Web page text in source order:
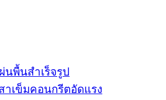
นพื้นสำเร็จรูป
าเข็มคอนกรีตอัดแรง